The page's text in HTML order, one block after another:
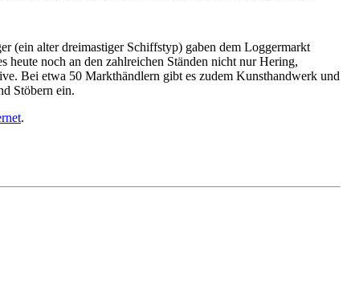
(ein alter dreimastiger Schiffstyp) gaben dem Loggermarkt
heute noch an den zahlreichen Ständen nicht nur Hering,
Bei etwa 50 Markthändlern gibt es zudem Kunsthandwerk und
Stöbern ein.
.